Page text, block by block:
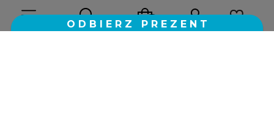
Sklep internetowy Shoper.pl Szablon Shoper Modern 3.0™
GrowCommerce